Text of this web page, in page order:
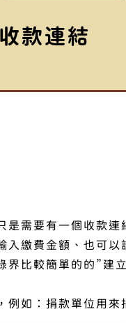
款連結
是需要有一個收款連
入繳費金額、也可以
界比較簡單的的”建
例如：捐款單位用來